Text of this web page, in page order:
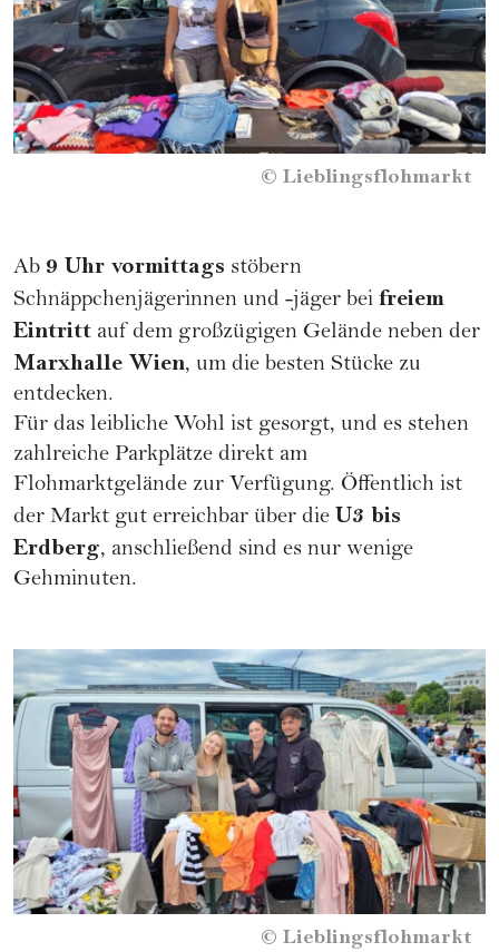
© Lieblingsflohmarkt
Ab 9 Uhr vormittags stöbern
Schnäppchenjägerinnen und -jäger bei freiem
Eintritt auf dem großzügigen Gelände neben der
Marxhalle Wien, um die besten Stücke zu
entdecken.
Für das leibliche Wohl ist gesorgt, und es stehen
zahlreiche Parkplätze direkt am
Flohmarktgelände zur Verfügung. Öffentlich ist
der Markt gut erreichbar über die U3 bis
Erdberg, anschließend sind es nur wenige
Gehminuten.
© Lieblingsflohmarkt